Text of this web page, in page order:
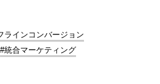
ラインコンバージョン
#統合マーケティング